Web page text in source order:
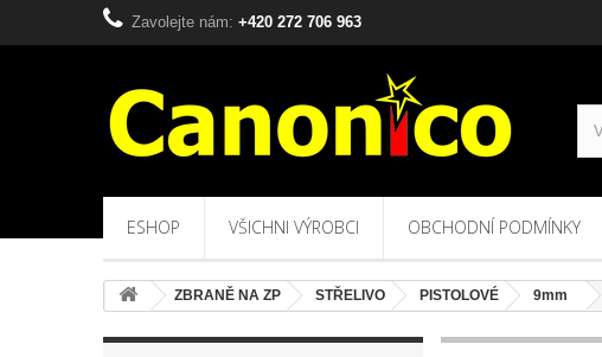
Zavolejte nám: +420 272 706 963
ESHOP VŠICHNI VÝROBCI OBCHODNÍ PODMÍNKY
ZBRANĚ NA ZP STŘELIVO PISTOLOVÉ 9mm